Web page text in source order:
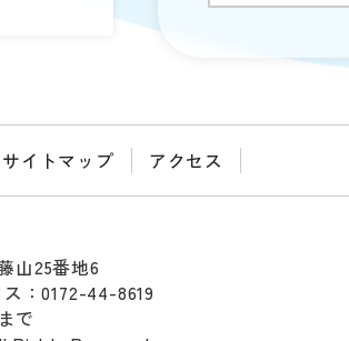
サイトマップ アクセス
山25番地6
：0172-44-8619
で